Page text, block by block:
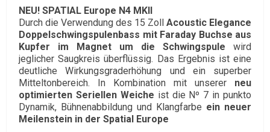
NEU! SPATIAL Europe N4 MKII
Durch die Verwendung des 15 Zoll Acoustic Elegance
Doppelschwingspulenbass mit Faraday Buchse aus
Kupfer im Magnet um die Schwingspule wird
jeglicher Saugkreis überflüssig. Das Ergebnis ist eine
deutliche Wirkungsgraderhöhung und ein superber
Mitteltonbereich. In Kombination mit unserer neu
optimierten Seriellen Weiche ist die Nº 7 in punkto
Dynamik, Bühnenabbildung und Klangfarbe ein neuer
Meilenstein in der Spatial Europe